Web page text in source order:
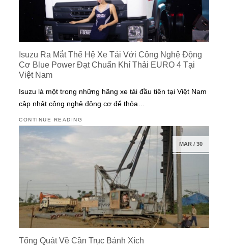
Isuzu Ra Mắt Thế Hệ Xe Tải Với Công Nghệ Động
Cơ Blue Power Đạt Chuẩn Khí Thải EURO 4 Tại
Việt Nam
Isuzu là một trong những hãng xe tải đầu tiên tại Việt Nam
cập nhật công nghệ động cơ để thỏa…
CONTINUE READING
MAR/ 30
Tổng Quát Về Cần Trục Bánh Xích